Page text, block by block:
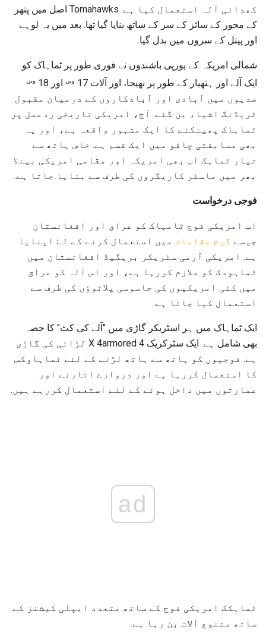
کھدائی آلہ استعمال کیا ہے. Tomahawks اصل میں پتھر
کے محور کے سائز کے سر کے ساتھ بنایا گیا تھا. بعد میں یہ لوہے
اور پیتل کے سروں میں بدل گیا.
شمالی امریکہ کے یورپی باشندوں نے فوری طور پر ٹماہاک کو
ایک آلے اور ہتھیار کے طور پر بھیجا، اور آلات 17
ویں اور 18 ویں
صدیوں میں آبادی اور آبادکاروں کے درمیان مقبول
ٹریڈنگ اشیاء بن گئے. آج، امریکی تاریخی ردعمل پر
ٹماہاک پھینکنے کا ایک مشہور واقعہ ہے، اور یہ
بھی مسابقتی چاقو میں ایک قسم ہے. خاص ہاتھ سے
تیار ٹماہک اب بھی امریکہ اور مقامی امریکی بینڈ
بھر میں ماسٹر کاریگروں کی طرف سے بنایا جاتا ہے.
فوجی درخواست
اب امریکی فوج ٹامہاک کو عراق اور افغانستان
جیسے گرم مقامات میں استعمال کرنے کے لۓ اپنایا
ہے. امریکی آرمی سٹریکر بریگیڈ افغانستان میں
ٹماہودک کو ملازم کررہا ہے، اور اس آلہ کو عراق
میں کئی امریکیوں کی جاسوسی پلاٹوؤں کی طرف سے
استعمال کیا جاتا ہے.
ایک ٹماہاک میں ہر اسٹریکر گاڑی میں "آلے کی کٹ" کا حصہ
بھی شامل ہے. ایک سٹرکریک 4 X 4armored لڑائی کی گاڑی
ہے. فوجیوں کو ہاتھ سے ہاتھ لڑنے کے لئے ٹماہاوکس
کا استعمال کررہا ہے اور دروازے اتارنے اور
عمارتوں میں داخل ہونے کے لئے استعمال کررہے ہیں.
ad
ٹماہکک امریکی فوج کے ساتھ متعدد ایپلی کیشنز کے
ساتھ متنوع آلات بن رہا ہے.